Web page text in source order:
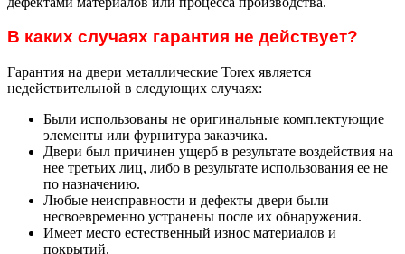
В каких случаях гарантия не действует?
Гарантия на двери металлические Torex является
недействительной в следующих случаях:
Были использованы не оригинальные комплектующие
элементы или фурнитура заказчика.
Двери был причинен ущерб в результате воздействия на
нее третьих лиц, либо в результате использования ее не
по назначению.
Любые неисправности и дефекты двери были
несвоевременно устранены после их обнаружения.
Имеет место естественный износ материалов и
покрытий.